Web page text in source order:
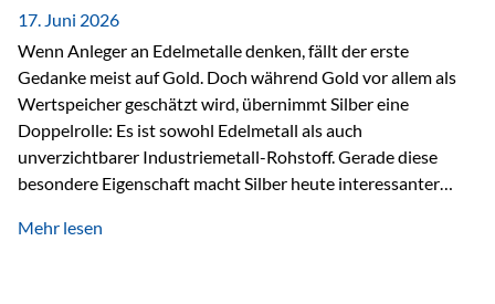
Anlageentscheidungen zu treffen. Fondsmanager
analysieren Unternehmen,…
17. Juni 2026
Wenn Anleger an Edelmetalle denken, fällt der erste
Gedanke meist auf Gold. Doch während Gold vor allem als
Wertspeicher geschätzt wird, übernimmt Silber eine
Doppelrolle: Es ist sowohl Edelmetall als auch
unverzichtbarer Industriemetall-Rohstoff. Gerade diese
besondere Eigenschaft macht Silber heute interessanter
elektrischer – und genau dort spielt Silber eine
Mehr lesen